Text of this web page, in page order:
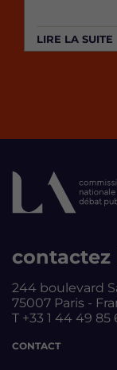
LIRE LA SUITE
contactez
244 boulevard
75007 Paris -
T +33 1 44 49 85
CONTACT